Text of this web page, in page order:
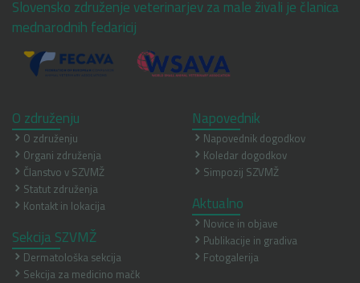
Slovensko združenje veterinarjev za male živali je članica
mednarodnih fedaricij
O združenju
O združenju
Organi združenja
Članstvo v SZVMŽ
Statut združenja
Kontakt in lokacija
Sekcija SZVMŽ
Dermatološka sekcija
Sekcija za medicino mačk
Napovednik
Napovednik dogodkov
Koledar dogodkov
Simpozij SZVMŽ
Aktualno
Novice in objave
Publikacije in gradiva
Fotogalerija